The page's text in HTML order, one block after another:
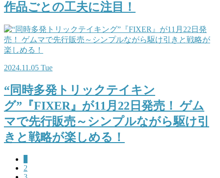
作品ごとの工夫に注目！
2024.11.05 Tue
“同時多発トリックテイキン
グ”『FIXER』が11月22日発売！ ゲム
マで先行販売～シンプルながら駆け引
きと戦略が楽しめる！
2